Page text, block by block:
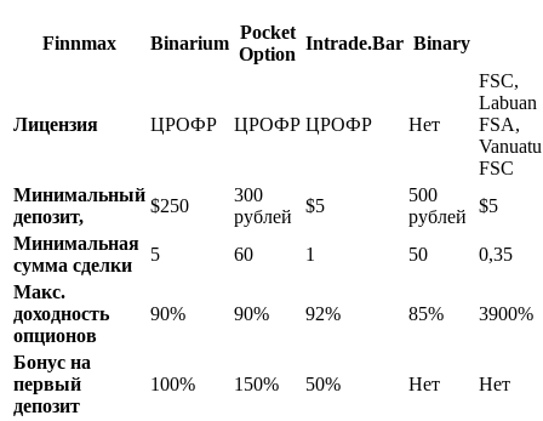
Finnmax Binarium
Pocket
Option
Intrade.Bar Binary
Лицензия ЦРОФР ЦРОФР ЦРОФР Нет
FSC,
Labuan
FSA,
Vanuatu
FSC
Минимальный
депозит,
$250
300
рублей
$5
500
рублей
$5
Минимальная
сумма сделки
5 60 1 50
0,35
Макс.
доходность
опционов
90% 90% 92% 85% 3900%
Бонус на
первый
депозит
100% 150% 50% Нет Нет